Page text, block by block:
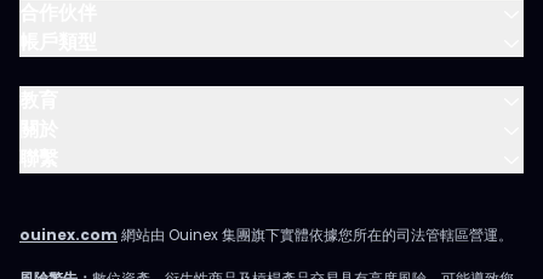
ouinex.com 網站由 Ouinex 集團旗下實體依據您所在的司法管轄區營運。